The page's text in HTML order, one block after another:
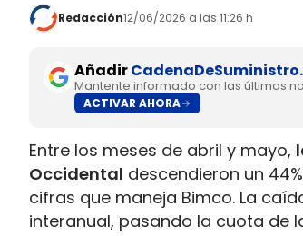
Redacción12/06/2026 a las 11:26 h
Añadir
Mantente informado con las últimas
ACTIVAR AHORA
Entre los meses de abril y mayo,
Occidental descendieron un
cifras que maneja Bimco. La
interanual, pasando la cuota de